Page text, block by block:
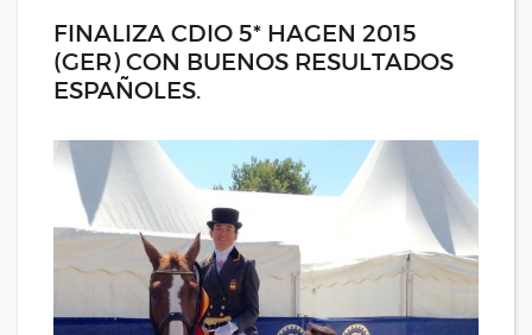
FINALIZA CDIO 5* HAGEN 2015
(GER) CON BUENOS RESULTADOS
ESPAÑOLES.